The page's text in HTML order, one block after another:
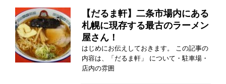
【だるま軒】二条市場内にある
札幌に現存する最古のラーメン
屋さん！
はじめにお伝えしておきます。 この記事の
内容は、「だるま軒」 について・駐車場・
店内の雰囲